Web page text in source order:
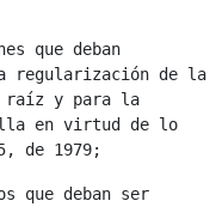
que deban
regularización de la
raíz y para la
en virtud de lo
que deban ser